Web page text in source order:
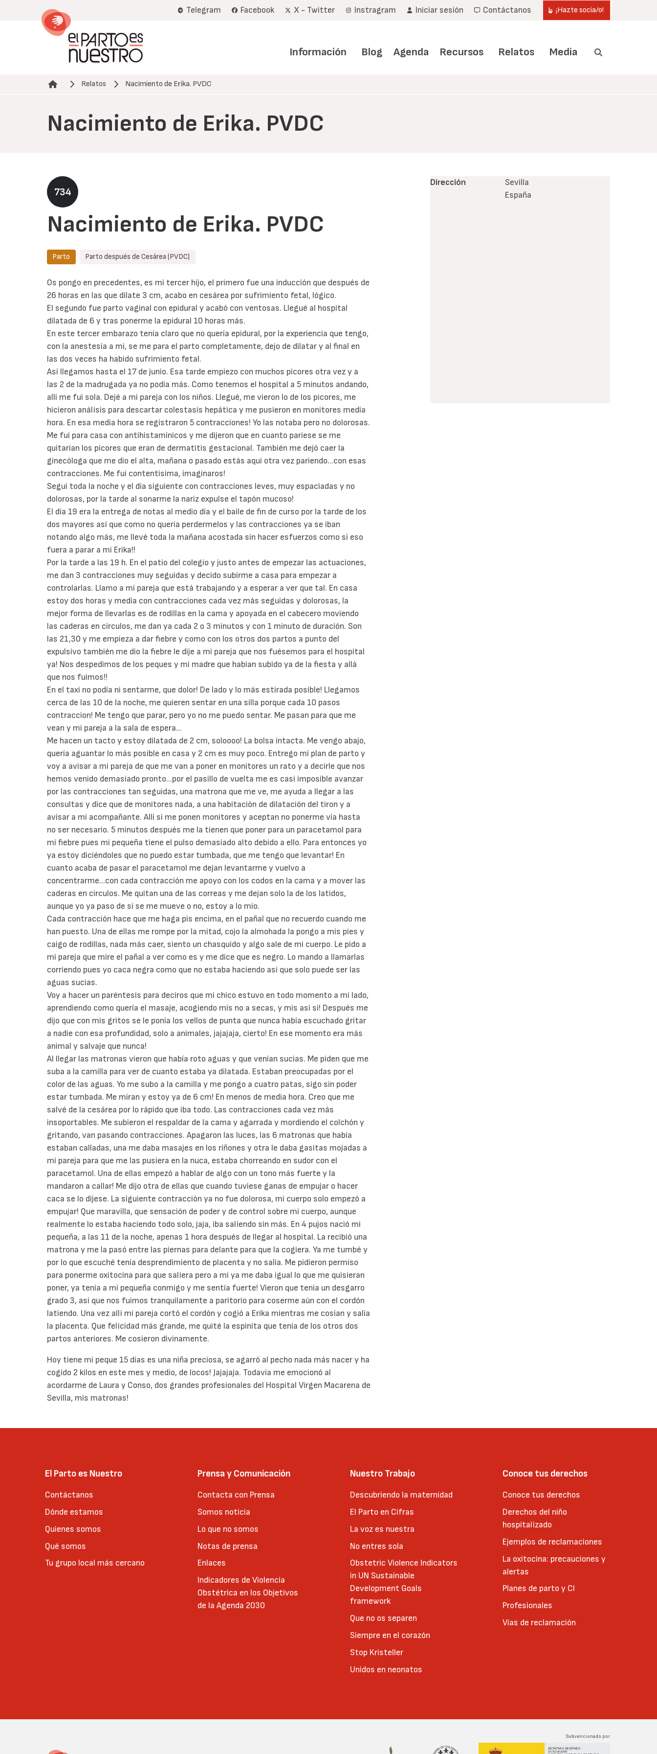
Telegram Facebook X - Twitter Instragram Iniciar sesión Contáctanos ¡Hazte socia/o!
Información Blog Agenda Recursos Relatos Media
Ruta de navegación
Relatos Nacimiento de Erika. PVDC
Nacimiento de Erika. PVDC
734
Nacimiento de Erika. PVDC
Parto Parto después de Cesárea (PVDC)
Os pongo en precedentes, es mi tercer hijo, el primero fue una inducción que después de
26 horas en las que dilate 3 cm, acabo en cesárea por sufrimiento fetal, lógico.
El segundo fue parto vaginal con epidural y acabó con ventosas. Llegué al hospital
dilatada de 6 y tras ponerme la epidural 10 horas más.
En este tercer embarazo tenía claro que no quería epidural, por la experiencia que tengo,
con la anestesia a mi, se me para el parto completamente, dejo de dilatar y al final en
las dos veces ha habido sufrimiento fetal.
Así llegamos hasta el 17 de junio. Esa tarde empiezo con muchos picores otra vez y a
las 2 de la madrugada ya no podía más. Como tenemos el hospital a 5 minutos andando,
allí me fui sola. Dejé a mi pareja con los niños. Llegué, me vieron lo de los picores, me
hicieron análisis para descartar colestasis hepática y me pusieron en monitores media
hora. En esa media hora se registraron 5 contracciones! Yo las notaba pero no dolorosas.
Me fui para casa con antihistamínicos y me dijeron que en cuanto pariese se me
quitarían los picores que eran de dermatitis gestacional. También me dejó caer la
ginecóloga que me dio el alta, mañana o pasado estás aqui otra vez pariendo...con esas
contracciones. Me fui contentisima, imaginaros!
Segui toda la noche y el día siguiente con contracciones leves, muy espaciadas y no
dolorosas, por la tarde al sonarme la nariz expulse el tapón mucoso!
El día 19 era la entrega de notas al medio día y el baile de fin de curso por la tarde de los
dos mayores así que como no quería perdermelos y las contracciones ya se iban
notando algo más, me llevé toda la mañana acostada sin hacer esfuerzos como si eso
fuera a parar a mi Erika!!
Por la tarde a las 19 h. En el patio del colegio y justo antes de empezar las actuaciones,
me dan 3 contracciones muy seguidas y decido subirme a casa para empezar a
controlarlas. Llamo a mi pareja que está trabajando y a esperar a ver que tal. En casa
estoy dos horas y media con contracciones cada vez más seguidas y dolorosas, la
mejor forma de llevarlas es de rodillas en la cama y apoyada en el cabecero moviendo
las caderas en círculos, me dan ya cada 2 o 3 minutos y con 1 minuto de duración. Son
las 21,30 y me empieza a dar fiebre y como con los otros dos partos a punto del
expulsivo también me dio la fiebre le dije a mi pareja que nos fuésemos para el hospital
ya! Nos despedimos de los peques y mi madre que habian subido ya de la fiesta y allá
que nos fuimos!!
En el taxi no podía ni sentarme, que dolor! De lado y lo más estirada posible! Llegamos
cerca de las 10 de la noche, me quieren sentar en una silla porque cada 10 pasos
contraccion! Me tengo que parar, pero yo no me puedo sentar. Me pasan para que me
vean y mi pareja a la sala de espera...
Me hacen un tacto y estoy dilatada de 2 cm, soloooo! La bolsa intacta. Me vengo abajo,
quería aguantar lo más posible en casa y 2 cm es muy poco. Entrego mi plan de parto y
voy a avisar a mi pareja de que me van a poner en monitores un rato y a decirle que nos
hemos venido demasiado pronto...por el pasillo de vuelta me es casi imposible avanzar
por las contracciones tan seguidas, una matrona que me ve, me ayuda a llegar a las
consultas y dice que de monitores nada, a una habitación de dilatación del tiron y a
avisar a mi acompañante. Allí si me ponen monitores y aceptan no ponerme vía hasta
no ser necesario. 5 minutos después me la tienen que poner para un paracetamol para
mi fiebre pues mi pequeña tiene el pulso demasiado alto debido a ello. Para entonces yo
ya estoy diciéndoles que no puedo estar tumbada, que me tengo que levantar! En
cuanto acaba de pasar el paracetamol me dejan levantarme y vuelvo a
concentrarme...con cada contracción me apoyo con los codos en la cama y a mover las
caderas en circulos. Me quitan una de las correas y me dejan solo la de los latidos,
aunque yo ya paso de si se me mueve o no, estoy a lo mío.
Cada contracción hace que me haga pis encima, en el pañal que no recuerdo cuando me
han puesto. Una de ellas me rompe por la mitad, cojo la almohada la pongo a mis pies y
caigo de rodillas, nada más caer, siento un chasquido y algo sale de mi cuerpo. Le pido a
mi pareja que mire el pañal a ver como es y me dice que es negro. Lo mando a llamarlas
corriendo pues yo caca negra como que no estaba haciendo así que solo puede ser las
aguas sucias.
Voy a hacer un paréntesis para deciros que mi chico estuvo en todo momento a mi lado,
aprendiendo como quería el masaje, acogiendo mis no a secas, y mis así si! Después me
dijo que con mis gritos se le ponía los vellos de punta que nunca había escuchado gritar
a nadie con esa profundidad, solo a animales, jajajaja, cierto! En ese momento era más
animal y salvaje que nunca!
Al llegar las matronas vieron que había roto aguas y que venían sucias. Me piden que me
suba a la camilla para ver de cuanto estaba ya dilatada. Estaban preocupadas por el
color de las aguas. Yo me subo a la camilla y me pongo a cuatro patas, sigo sin poder
estar tumbada. Me miran y estoy ya de 6 cm! En menos de media hora. Creo que me
salvé de la cesárea por lo rápido que iba todo. Las contracciones cada vez más
insoportables. Me subieron el respaldar de la cama y agarrada y mordiendo el colchón y
gritando, van pasando contracciones. Apagaron las luces, las 6 matronas que había
estaban calladas, una me daba masajes en los riñones y otra le daba gasitas mojadas a
mi pareja para que me las pusiera en la nuca, estaba chorreando en sudor con el
paracetamol. Una de ellas empezó a hablar de algo con un tono más fuerte y la
mandaron a callar! Me dijo otra de ellas que cuando tuviese ganas de empujar o hacer
caca se lo dijese. La siguiente contracción ya no fue dolorosa, mi cuerpo solo empezó a
empujar! Que maravilla, que sensación de poder y de control sobre mi cuerpo, aunque
realmente lo estaba haciendo todo solo, jaja, iba saliendo sin más. En 4 pujos nació mi
pequeña, a las 11 de la noche, apenas 1 hora después de llegar al hospital. La recibió una
matrona y me la pasó entre las piernas para delante para que la cogiera. Ya me tumbé y
por lo que escuché tenía desprendimiento de placenta y no salía. Me pidieron permiso
para ponerme oxitocina para que saliera pero a mi ya me daba igual lo que me quisieran
poner, ya tenía a mi pequeña conmigo y me sentía fuerte! Vieron que tenía un desgarro
grado 3, así que nos fuimos tranquilamente a paritorio para coserme aún con el cordón
latiendo. Una vez alli mi pareja cortó el cordón y cogió a Erika mientras me cosian y salía
la placenta. Que felicidad más grande, me quité la espinita que tenía de los otros dos
partos anteriores. Me cosieron divinamente.
Hoy tiene mi peque 15 días es una niña preciosa, se agarró al pecho nada más nacer y ha
cogido 2 kilos en este mes y medio, de locos! Jajajaja. Todavía me emocionó al
acordarme de Laura y Conso, dos grandes profesionales del Hospital Virgen Macarena de
Sevilla, mis matronas!
Dirección
Sevilla
España
El Parto es Nuestro
Contáctanos
Dónde estamos
Quienes somos
Qué somos
Tu grupo local más cercano
Prensa y Comunicación
Contacta con Prensa
Somos noticia
Lo que no somos
Notas de prensa
Enlaces
Indicadores de Violencia
Obstétrica en los Objetivos
de la Agenda 2030
Nuestro Trabajo
Descubriendo la maternidad
El Parto en Cifras
La voz es nuestra
No entres sola
Obstetric Violence Indicators
in UN Sustainable
Development Goals
framework
Que no os separen
Siempre en el corazón
Stop Kristeller
Unidos en neonatos
Conoce tus derechos
Conoce tus derechos
Derechos del niño
hospitalizado
Ejemplos de reclamaciones
La oxitocina: precauciones y
alertas
Planes de parto y CI
Profesionales
Vías de reclamación
Subvencionado por